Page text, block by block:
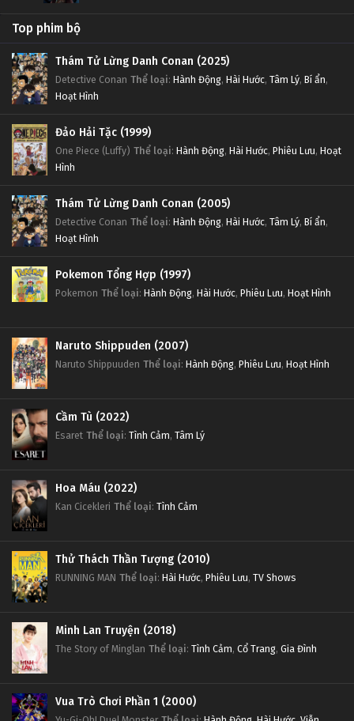
Top phim bộ
Thám Tử Lừng Danh Conan (2025)
Detective Conan Thể loại: Hành Động, Hài Hước, Tâm Lý, Bí ẩn,
Hoạt Hình
Đảo Hải Tặc (1999)
One Piece (Luffy) Thể loại: Hành Động, Hài Hước, Phiêu Lưu, Hoạt
Hình
Thám Tử Lừng Danh Conan (2005)
Detective Conan Thể loại: Hành Động, Hài Hước, Tâm Lý, Bí ẩn,
Hoạt Hình
Pokemon Tổng Hợp (1997)
Pokemon Thể loại: Hành Động, Hài Hước, Phiêu Lưu, Hoạt Hình
Naruto Shippuden (2007)
Naruto Shippuuden Thể loại: Hành Động, Phiêu Lưu, Hoạt Hình
Cầm Tù (2022)
Esaret Thể loại: Tình Cảm, Tâm Lý
Hoa Máu (2022)
Kan Cicekleri Thể loại: Tình Cảm
Thử Thách Thần Tượng (2010)
RUNNING MAN Thể loại: Hài Hước, Phiêu Lưu, TV Shows
Minh Lan Truyện (2018)
The Story of Minglan Thể loại: Tình Cảm, Cổ Trang, Gia Đình
Vua Trò Chơi Phần 1 (2000)